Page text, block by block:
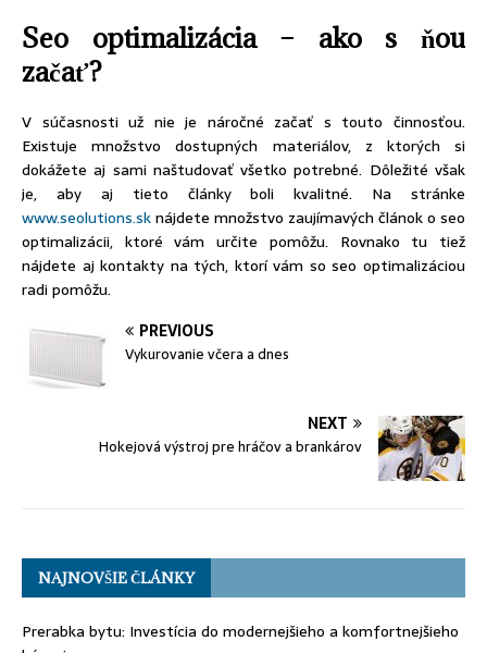
Seo optimalizácia – ako s ňou
začať?
V súčasnosti už nie je náročné začať s touto činnosťou.
Existuje množstvo dostupných materiálov, z ktorých si
dokážete aj sami naštudovať všetko potrebné. Dôležité však
je, aby aj tieto články boli kvalitné. Na stránke
www.seolutions.sknájdete množstvo zaujímavých článok o seo
optimalizácii, ktoré vám určite pomôžu. Rovnako tu tiež
nájdete aj kontakty na tých, ktorí vám so seo optimalizáciou
radi pomôžu.
PREVIOUS
Vykurovanie včera a dnes
NEXT
Hokejová výstroj pre hráčov a brankárov
NAJNOVŠIE ČLÁNKY
Prerabka bytu: Investícia do modernejšieho a komfortnejšieho